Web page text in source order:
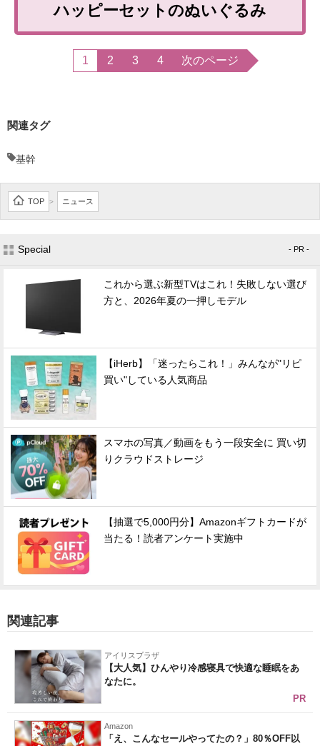
ハッピーセットのぬいぐるみ
1 2 3 4 次のページ
関連タグ
基幹
TOP > ニュース
Special - PR -
これから選ぶ新型TVはこれ！失敗しない選び
方と、2026年夏の一押しモデル
【iHerb】「迷ったらこれ！」みんなが"リピ
買い"している人気商品
スマホの写真／動画をもう一段安全に 買い切
りクラウドストレージ
【抽選で5,000円分】Amazonギフトカードが
当たる！読者アンケート実施中
関連記事
アイリスプラザ
【大人気】ひんやり冷感寝具で快適な睡眠をあ
なたに。
PR
Amazon
「え、こんなセールやってたの？」80％OFF以